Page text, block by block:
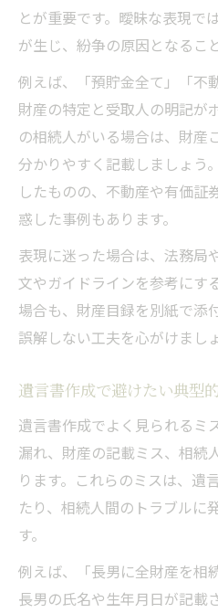
とが重要です。曖昧な表現で
が生じ、紛争の原因となるこ
例えば、「預貯金全て」「不
財産の特定と受取人の明記が
の相続人がいる場合は、財産
分かりやすく記載しましょう
したものの、不動産や有価証
惑した事例もあります。
表現に迷った場合は、法務局
文やガイドラインを参考にす
場合も、財産目録を別紙で添
誤解しない工夫を心がけまし
遺言書作成で避けたい典型
遺言書作成でよく見られるミ
漏れ、財産の記載ミス、相続
ります。これらのミスは、遺
たり、相続人間のトラブルに
す。
例えば、「長男に全財産を相
長男の氏名や生年月日が記載